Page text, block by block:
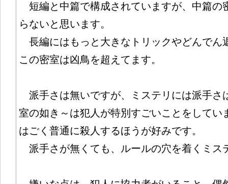
短編と中篇で構成されていますが、中篇の
らないと思います。
長編にはもっと大きなトリックやどんでん
この密室は凶鳥を超えてます。
派手さは無いですが、ミステリには派手さ
室の如き～は犯人が特別すごいことをしてい
はごく普通に殺人するほうが好みです。
派手さが無くても、ルールの穴を着くミス